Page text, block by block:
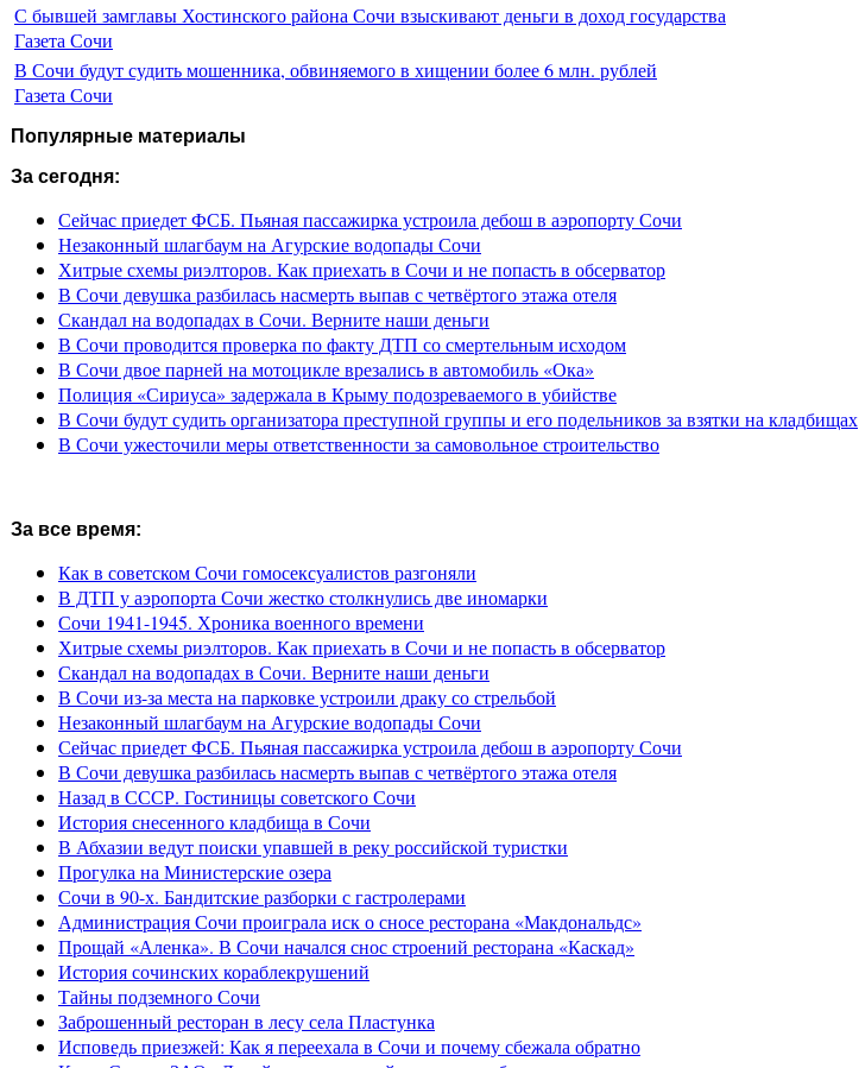
С бывшей замглавы Хостинского района Сочи взыскивают деньги в доход государства
Газета Сочи
В Сочи будут судить мошенника, обвиняемого в хищении более 6 млн. рублей
Газета Сочи
Популярные материалы
За сегодня:
Сейчас приедет ФСБ. Пьяная пассажирка устроила дебош в аэропорту Сочи
Незаконный шлагбаум на Агурские водопады Сочи
Хитрые схемы риэлторов. Как приехать в Сочи и не попасть в обсерватор
В Сочи девушка разбилась насмерть выпав с четвёртого этажа отеля
Скандал на водопадах в Сочи. Верните наши деньги
В Сочи проводится проверка по факту ДТП со смертельным исходом
В Сочи двое парней на мотоцикле врезались в автомобиль «Ока»
Полиция «Сириуса» задержала в Крыму подозреваемого в убийстве
В Сочи будут судить организатора преступной группы и его подельников за взятки на кладбищах
В Сочи ужесточили меры ответственности за самовольное строительство
За все время:
Как в советском Сочи гомосексуалистов разгоняли
В ДТП у аэропорта Сочи жестко столкнулись две иномарки
Сочи 1941-1945. Хроника военного времени
Хитрые схемы риэлторов. Как приехать в Сочи и не попасть в обсерватор
Скандал на водопадах в Сочи. Верните наши деньги
В Сочи из-за места на парковке устроили драку со стрельбой
Незаконный шлагбаум на Агурские водопады Сочи
Сейчас приедет ФСБ. Пьяная пассажирка устроила дебош в аэропорту Сочи
В Сочи девушка разбилась насмерть выпав с четвёртого этажа отеля
Назад в СССР. Гостиницы советского Сочи
История снесенного кладбища в Сочи
В Абхазии ведут поиски упавшей в реку российской туристки
Прогулка на Министерские озера
Сочи в 90-х. Бандитские разборки с гастролерами
Администрация Сочи проиграла иск о сносе ресторана «Макдональдс»
Прощай «Аленка». В Сочи начался снос строений ресторана «Каскад»
История сочинских кораблекрушений
Тайны подземного Сочи
Заброшенный ресторан в лесу села Пластунка
Исповедь приезжей: Как я переехала в Сочи и почему сбежала обратно